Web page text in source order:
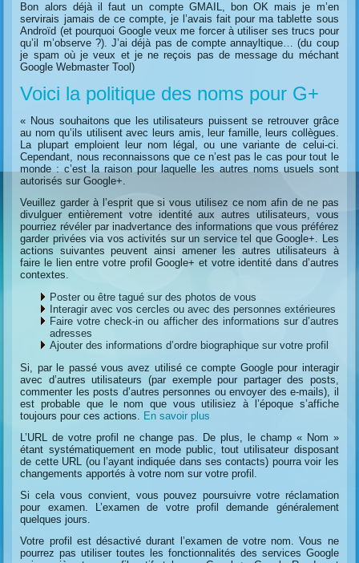
Bon alors déjà il faut un compte GMAIL, bon OK mais je m’en
servirais jamais de ce compte, je l’avais fait pour ma tablette sous
Androïd (et pourquoi Google veux me forcer à utiliser ses trucs pour
qu’il m’observe ?). J’ai déjà pas de compte annayltique… (du coup
je spam où je veux et je ne reçois pas de message du méchant
Google Webmaster Tool)
Voici la politique des noms pour G+
« Nous souhaitons que les utilisateurs puissent se retrouver grâce
au nom qu’ils utilisent avec leurs amis, leur famille, leurs collègues.
La plupart emploient leur nom légal, ou une variante de celui-ci.
Cependant, nous reconnaissons que ce n’est pas le cas pour tout le
monde : c’est la raison pour laquelle les autres noms usuels sont
autorisés sur Google+.
Veuillez garder à l’esprit que si vous utilisez ce nom afin de ne pas
divulguer entièrement votre identité aux autres utilisateurs, vous
pourriez révéler par inadvertance des informations que vous préférez
garder privées via vos activités sur un service tel que Google+. Les
actions suivantes peuvent ainsi amener les autres utilisateurs à
faire le lien entre votre profil Google+ et votre identité dans d’autres
contextes.
Poster ou être tagué sur des photos de vous
Interagir avec vos cercles ou avec des personnes extérieures
Faire votre check-in ou afficher des informations sur d’autres
adresses
Ajouter des informations d’ordre biographique sur votre profil
Si, par le passé vous avez utilisé ce compte Google pour interagir
avec d’autres utilisateurs (par exemple pour partager des posts,
commenter les posts d’autres personnes ou envoyer des e-mails), il
est probable que le nom que vous utilisiez à l’époque s’affiche
toujours pour ces actions. En savoir plus
L’URL de votre profil ne change pas. De plus, le champ « Nom »
étant systématiquement en mode public, tout utilisateur disposant
de cette URL (ou l’ayant indiquée dans ses contacts) pourra voir les
changements apportés à votre nom sur votre profil.
Si cela vous convient, vous pouvez poursuivre votre réclamation
pour examen. L’examen de votre profil demande généralement
quelques jours.
Votre profil est désactivé durant l’examen de votre nom. Vous ne
pourrez pas utiliser toutes les fonctionnalités des services Google